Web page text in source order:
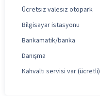
Ücretsiz valesiz otopark
Bilgisayar istasyonu
Bankamatik/banka
Danışma
Kahvaltı servisi var (ücretli)